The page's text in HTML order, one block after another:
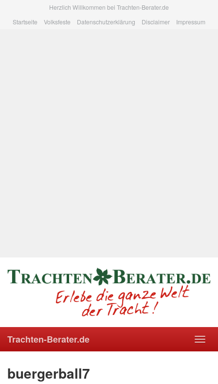
main
Herzlich Willkommen bei Trachten-Berater.de
Startseite
Volksfeste Datenschutzerklärung Disclaimer Impressum
Trachten-Berater.de
buergerball7